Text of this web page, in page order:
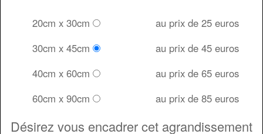
20cm x 30cm
au prix de 25 euros
30cm x 45cm
au prix de 45 euros
40cm x 60cm
au prix de 65 euros
60cm x 90cm
au prix de 85 euros
Désirez vous encadrer cet agrandissement